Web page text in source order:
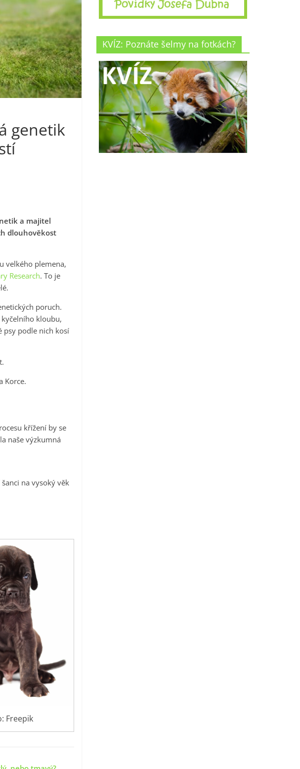
genetik
a majitel
dlouhověkost
velkého plemena,
Research. To je
poruch.
kloubu,
psy podle nich kosí
Korce.
křížení by se
naše výzkumná
šanci na vysoký věk
Freepik
KVÍZ: Poznáte šelmy na fotkách?